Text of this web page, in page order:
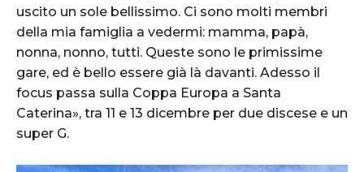
uscito un sole bellissimo. Ci sono molti membri
della mia famiglia a vedermi: mamma, papà,
nonna, nonno, tutti. Queste sono le primissime
gare, ed è bello essere già là davanti. Adesso il
focus passa sulla Coppa Europa a Santa
Caterina», tra 11 e 13 dicembre per due discese e un
super G.